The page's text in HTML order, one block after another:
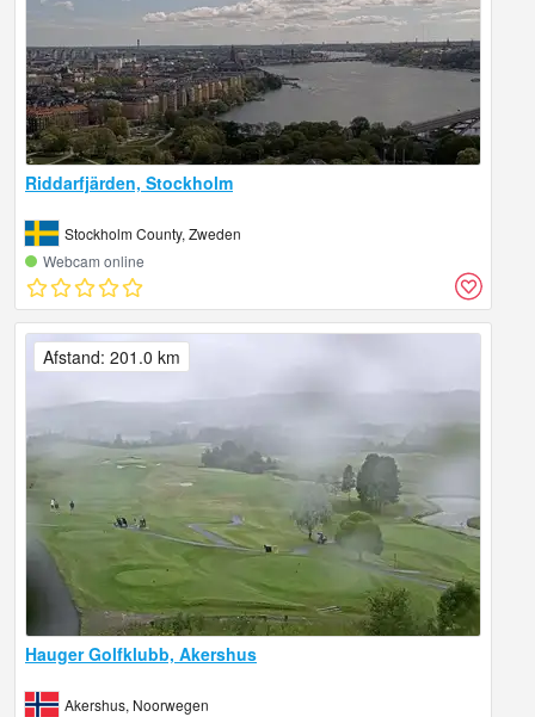
Riddarfjärden, Stockholm
Stockholm County, Zweden
Webcam online
Hauger Golfklubb, Akershus
Akershus, Noorwegen
Afstand: 201.0 km